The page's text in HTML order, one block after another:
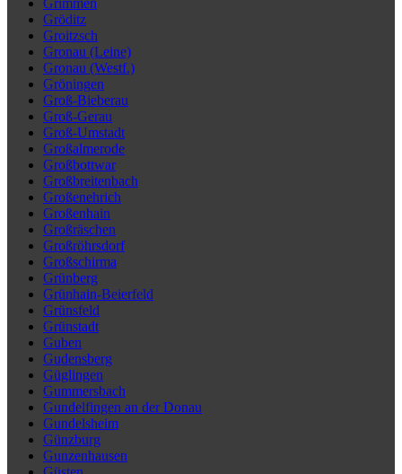
Grimmen
Gröditz
Groitzsch
Gronau (Leine)
Gronau (Westf.)
Gröningen
Groß-Bieberau
Groß-Gerau
Groß-Umstadt
Großalmerode
Großbottwar
Großbreitenbach
Großenehrich
Großenhain
Großräschen
Großröhrsdorf
Großschirma
Grünberg
Grünhain-Beierfeld
Grünsfeld
Grünstadt
Guben
Gudensberg
Güglingen
Gummersbach
Gundelfingen an der Donau
Gundelsheim
Günzburg
Gunzenhausen